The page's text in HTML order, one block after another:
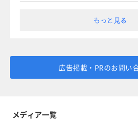
もっと見る
広告掲載・PRのお問い
メディア一覧